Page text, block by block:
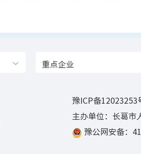
重点企业
豫ICP备12023253
主办单位：长葛市
豫公网安备：